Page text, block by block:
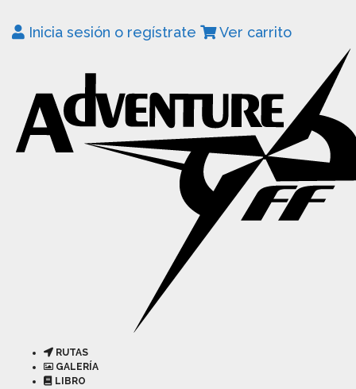
Inicia sesión o regístrate Ver carrito
RUTAS
GALERÍA
LIBRO